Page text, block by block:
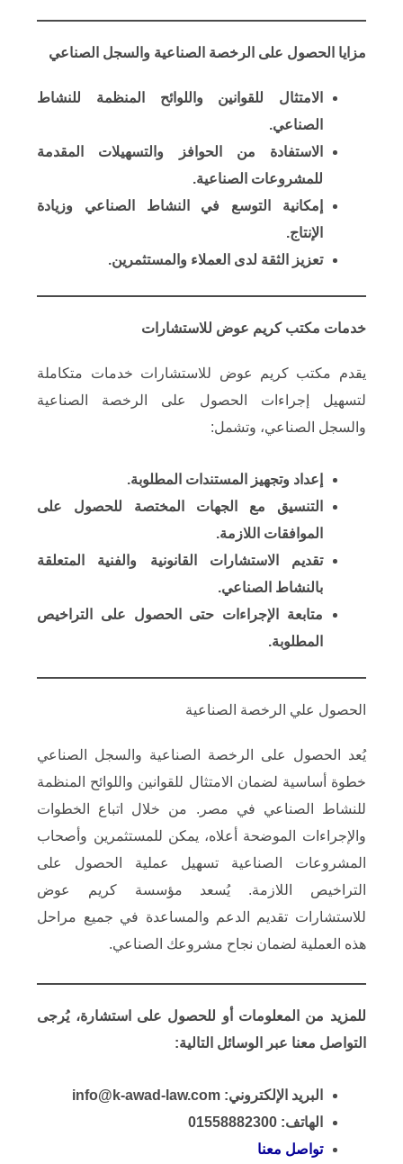
مزايا الحصول على الرخصة الصناعية والسجل الصناعي
​الامتثال للقوانين واللوائح المنظمة للنشاط
الصناعي.
​الاستفادة من الحوافز والتسهيلات المقدمة
للمشروعات الصناعية.
​إمكانية التوسع في النشاط الصناعي وزيادة
الإنتاج.
​تعزيز الثقة لدى العملاء والمستثمرين.
خدمات مكتب كريم عوض للاستشارات
يقدم مكتب كريم عوض للاستشارات خدمات متكاملة
لتسهيل إجراءات الحصول على الرخصة الصناعية
والسجل الصناعي، وتشمل:​
​إعداد وتجهيز المستندات المطلوبة.
​التنسيق مع الجهات المختصة للحصول على
الموافقات اللازمة.
​تقديم الاستشارات القانونية والفنية المتعلقة
بالنشاط الصناعي.
​متابعة الإجراءات حتى الحصول على التراخيص
المطلوبة.
الحصول علي الرخصة الصناعية
يُعد الحصول على الرخصة الصناعية والسجل الصناعي
خطوة أساسية لضمان الامتثال للقوانين واللوائح المنظمة
للنشاط الصناعي في مصر. من خلال اتباع الخطوات
والإجراءات الموضحة أعلاه، يمكن للمستثمرين وأصحاب
المشروعات الصناعية تسهيل عملية الحصول على
التراخيص اللازمة. يُسعد مؤسسة كريم عوض
للاستشارات تقديم الدعم والمساعدة في جميع مراحل
هذه العملية لضمان نجاح مشروعك الصناعي.​
​للمزيد من المعلومات أو للحصول على استشارة، يُرجى
التواصل معنا عبر الوسائل التالية:
​البريد الإلكتروني: info@k-awad-law.com
​الهاتف: 01558882300
تواصل معنا